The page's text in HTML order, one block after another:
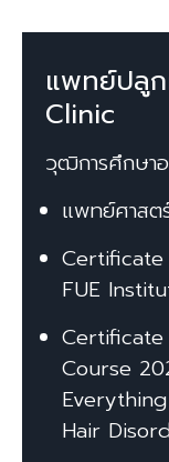
แพทย์ปลูก
Clinic
วุฒิการศึกษา
แพทย์ศาส
FUE
Certificate
Course
Hair